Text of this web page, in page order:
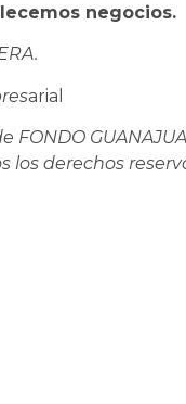
negocios.
arial
los derechos